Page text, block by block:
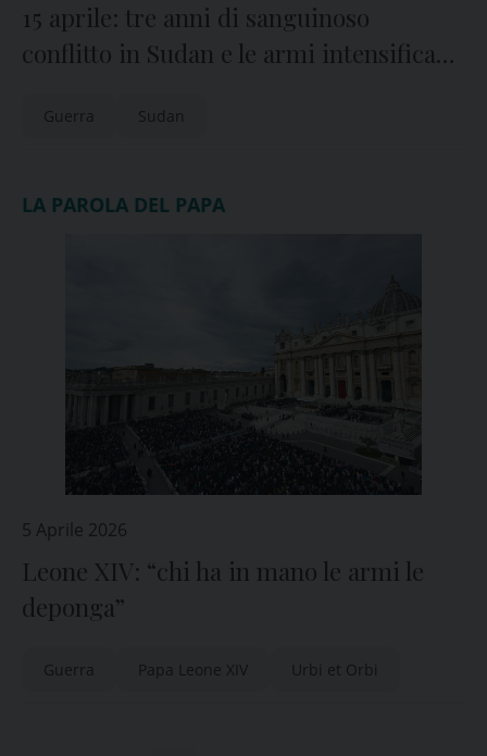
15 aprile: tre anni di sanguinoso
conflitto in Sudan e le armi intensificano
Guerra Sudan
LA PAROLA DEL PAPA
5 Aprile 2026
Leone XIV: “chi ha in mano le armi le
deponga”
Guerra Papa Leone XIV Urbi et Orbi